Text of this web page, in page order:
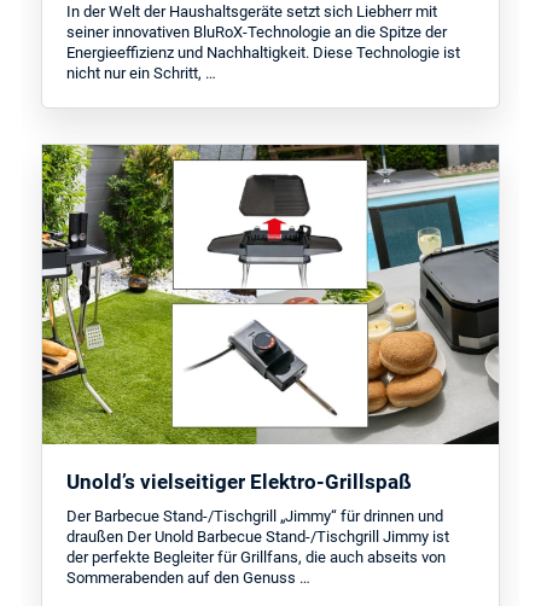
In der Welt der Haushaltsgeräte setzt sich Liebherr mit
seiner innovativen BluRoX-Technologie an die Spitze der
Energieeffizienz und Nachhaltigkeit. Diese Technologie ist
nicht nur ein Schritt, …
Unold’s vielseitiger Elektro-Grillspaß
Der Barbecue Stand-/Tischgrill „Jimmy“ für drinnen und
draußen Der Unold Barbecue Stand-/Tischgrill Jimmy ist
der perfekte Begleiter für Grillfans, die auch abseits von
Sommerabenden auf den Genuss …